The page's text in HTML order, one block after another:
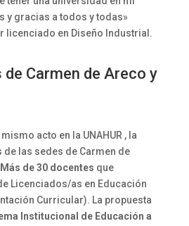
y gracias a todos y todas»
licenciado en Diseño Industrial.
de Carmen de Areco y
acto en la UNAHUR , la
las sedes de Carmen de
de 30 docentes que
Licenciados/as en Educación
Curricular). La propuesta
Institucional de Educación a